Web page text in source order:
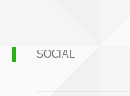
SOCIAL